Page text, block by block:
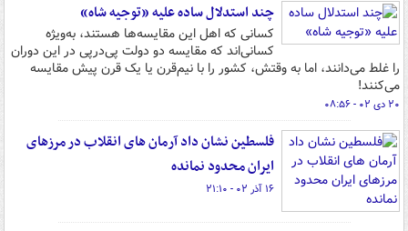
چند استدلال ساده علیه «توجیه شاه»
کسانی که اهل این مقایسه‌ها هستند، به‌ویژه
کسانی‌اند که مقایسه دو دولت پی‌درپی در این دوران
را غلط می‌دانند، اما به وقتش، کشور را با نیم‌قرن یا یک قرن پیش مقایسه
می‌کنند!
۲۰ دی ۰۲ - ۰۸:۵۶
فلسطین نشان داد آرمان های انقلاب در مرزهای
ایران محدود نمانده
۱۶ آذر ۰۲ - ۲۱:۱۰